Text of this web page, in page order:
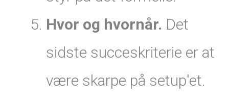
Hvor og hvornår. Det
sidste succeskriterie er at
være skarpe på setup'et.